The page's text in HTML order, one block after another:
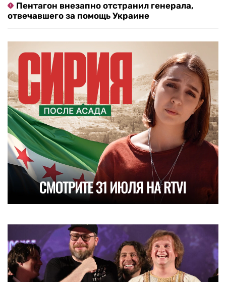
Пентагон внезапно отстранил генерала,
отвечавшего за помощь Украине